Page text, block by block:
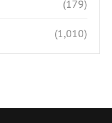
(179)
(1,010)